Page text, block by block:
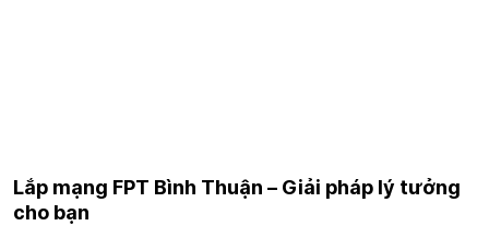
Lắp mạng FPT Bình Thuận – Giải pháp lý tưởng
cho bạn